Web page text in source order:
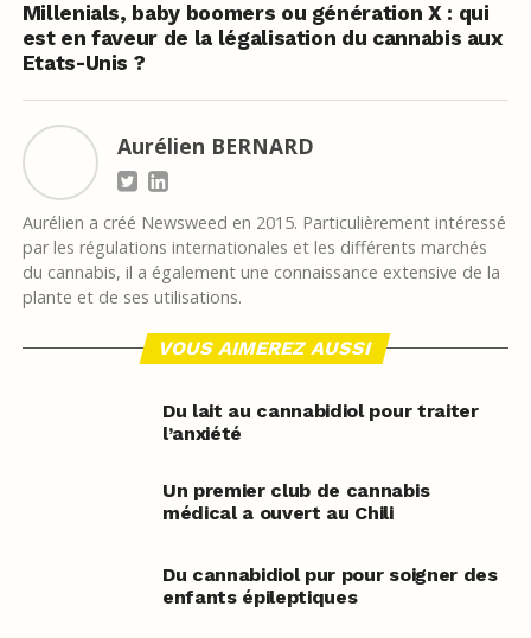
Millenials, baby boomers ou génération X : qui
est en faveur de la légalisation du cannabis aux
Etats-Unis ?
Aurélien BERNARD
Aurélien a créé Newsweed en 2015. Particulièrement intéressé
par les régulations internationales et les différents marchés
du cannabis, il a également une connaissance extensive de la
plante et de ses utilisations.
VOUS AIMEREZ AUSSI
Du lait au cannabidiol pour traiter
l’anxiété
Un premier club de cannabis
médical a ouvert au Chili
Du cannabidiol pur pour soigner des
enfants épileptiques